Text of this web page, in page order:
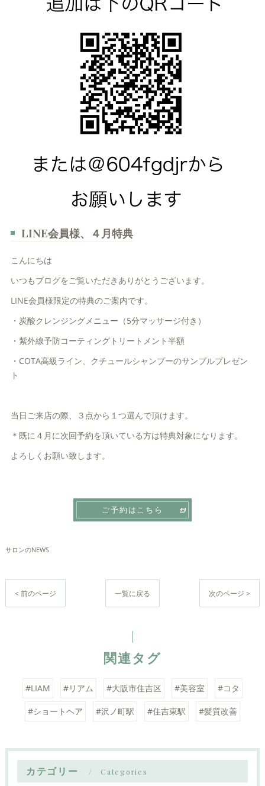
LINE会員様、４月特典
こんにちは
いつもブログをご覧いただきありがとうございます。
LINE会員様限定の特典のご案内です。
・炭酸クレンジングメニュー（5分マッサージ付き）
・紫外線予防コーティングトリートメント半額
・COTA高級ライン、クチュールシャンプーのサンプルプレゼン
ト
当日ご来店の際、３点から１つ選んで頂けます。
＊既に４月に次回予約を頂いている方は特典対象になります。
よろしくお願い致します。
ご予約はこちら
サロンのNEWS
< 前のページ 一覧に戻る 次のページ >
関連タグ
#LIAM #リアム #大阪市住吉区 #美容室 #コタ
#ショートヘア #沢ノ町駅 #住吉東駅 #髪質改善
カテゴリー Categories